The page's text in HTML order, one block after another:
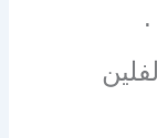
.